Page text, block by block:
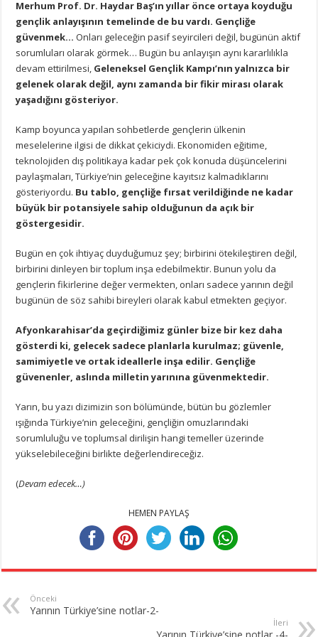
Merhum Prof. Dr. Haydar Baş’ın yıllar önce ortaya koyduğu
gençlik anlayışının temelinde de bu vardı. Gençliğe
güvenmek… Onları geleceğin pasif seyircileri değil, bugünün aktif
sorumluları olarak görmek… Bugün bu anlayışın aynı kararlılıkla
devam ettirilmesi, Geleneksel Gençlik Kampı’nın yalnızca bir
gelenek olarak değil, aynı zamanda bir fikir mirası olarak
yaşadığını gösteriyor.
Kamp boyunca yapılan sohbetlerde gençlerin ülkenin
meselelerine ilgisi de dikkat çekiciydi. Ekonomiden eğitime,
teknolojiden dış politikaya kadar pek çok konuda düşüncelerini
paylaşmaları, Türkiye’nin geleceğine kayıtsız kalmadıklarını
gösteriyordu. Bu tablo, gençliğe fırsat verildiğinde ne kadar
büyük bir potansiyele sahip olduğunun da açık bir
göstergesidir.
Bugün en çok ihtiyaç duyduğumuz şey; birbirini ötekileştiren değil,
birbirini dinleyen bir toplum inşa edebilmektir. Bunun yolu da
gençlerin fikirlerine değer vermekten, onları sadece yarının değil
bugünün de söz sahibi bireyleri olarak kabul etmekten geçiyor.
Afyonkarahisar’da geçirdiğimiz günler bize bir kez daha
gösterdi ki, gelecek sadece planlarla kurulmaz; güvenle,
samimiyetle ve ortak ideallerle inşa edilir. Gençliğe
güvenenler, aslında milletin yarınına güvenmektedir.
Yarın, bu yazı dizimizin son bölümünde, bütün bu gözlemler
ışığında Türkiye’nin geleceğini, gençliğin omuzlarındaki
sorumluluğu ve toplumsal dirilişin hangi temeller üzerinde
yükselebileceğini birlikte değerlendireceğiz.
(Devam edecek…)
HEMEN PAYLAŞ
Önceki
Yarının Türkiye’sine notlar-2-
İleri